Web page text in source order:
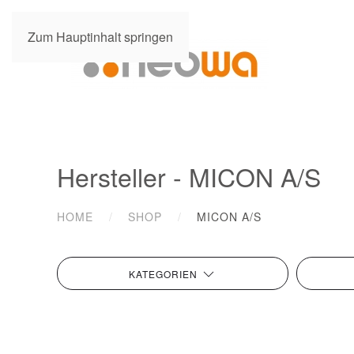
Zum Hauptinhalt springen
Hersteller - MICON A/S
HOME SHOP MICON A/S
KATEGORIEN